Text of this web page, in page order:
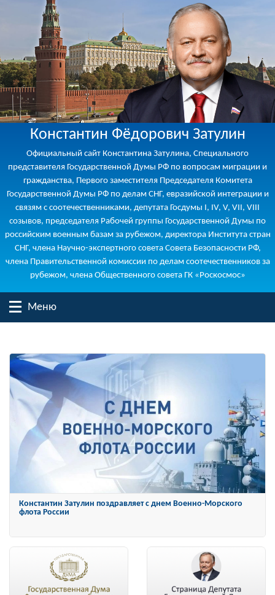
Константин Фёдорович Затулин
Официальный сайт Константина Затулина, Специального
представителя Государственной Думы РФ по вопросам миграции и
гражданства, Первого заместителя Председателя Комитета
Государственной Думы РФ по делам СНГ, евразийской интеграции и
связям с соотечественниками, депутата Госдумы I, IV, V, VII, VIII
созывов, председателя Рабочей группы Государственной Думы по
российским военным базам за рубежом, директора Института стран
СНГ, члена Научно-экспертного совета Совета Безопасности РФ,
члена Правительственной комиссии по делам соотечественников за
рубежом, члена Общественного совета ГК «Роскосмос»
Меню
Константин Затулин награжден Орденом «За заслуги перед
Отечеством» IV степени